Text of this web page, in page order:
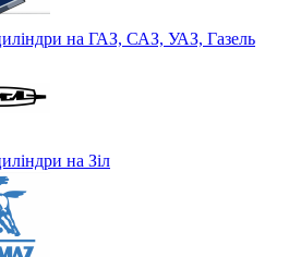
на ГАЗ, САЗ, УАЗ, Газель
на Зіл